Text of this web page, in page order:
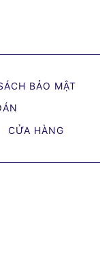
BẢO MẬT
CỬA HÀNG